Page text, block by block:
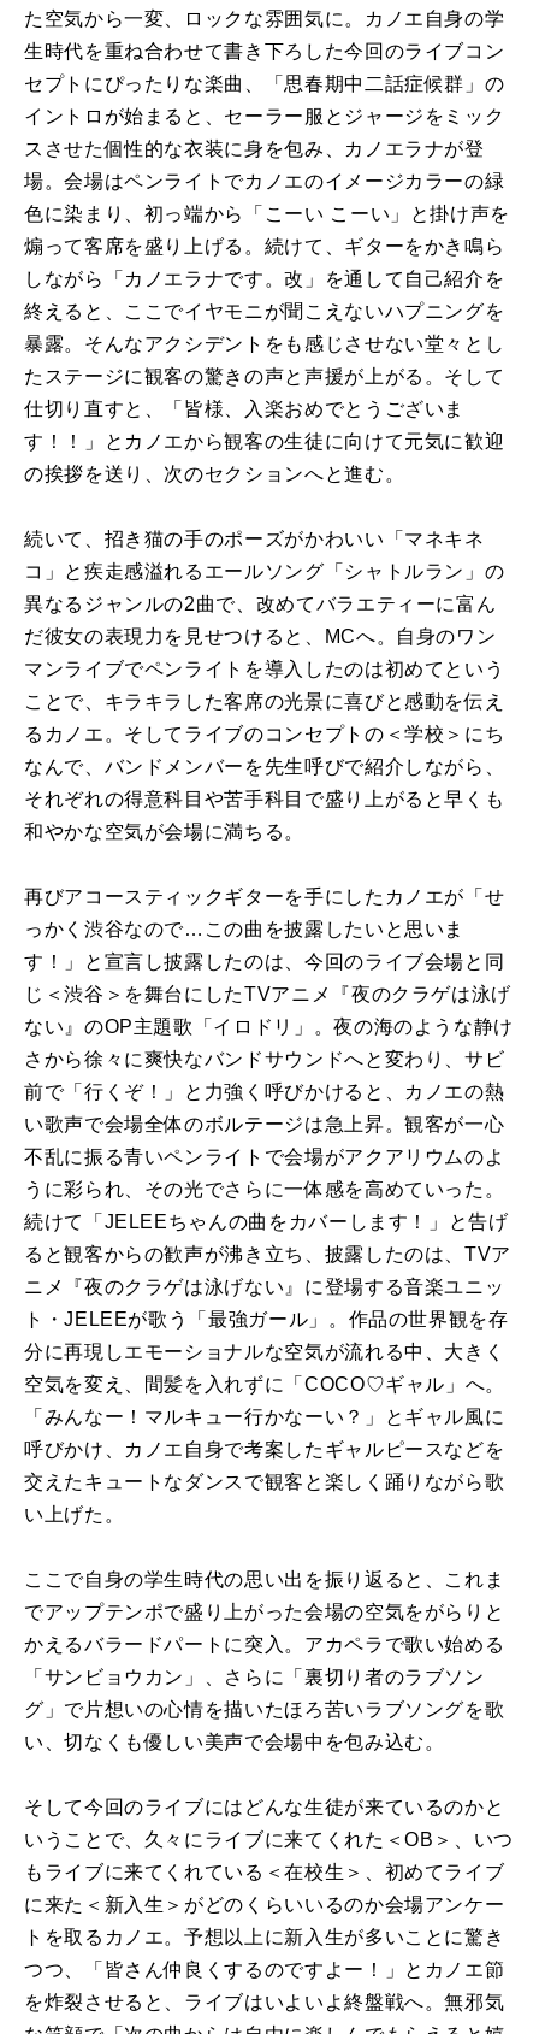
た空気から一変、ロックな雰囲気に。カノエ自身の学
生時代を重ね合わせて書き下ろした今回のライブコン
セプトにぴったりな楽曲、「思春期中二話症候群」の
イントロが始まると、セーラー服とジャージをミック
スさせた個性的な衣装に身を包み、カノエラナが登
場。会場はペンライトでカノエのイメージカラーの緑
色に染まり、初っ端から「こーい こーい」と掛け声を
煽って客席を盛り上げる。続けて、ギターをかき鳴ら
しながら「カノエラナです。改」を通して自己紹介を
終えると、ここでイヤモニが聞こえないハプニングを
暴露。そんなアクシデントをも感じさせない堂々とし
たステージに観客の驚きの声と声援が上がる。そして
仕切り直すと、「皆様、入楽おめでとうございま
す！！」とカノエから観客の生徒に向けて元気に歓迎
の挨拶を送り、次のセクションへと進む。
続いて、招き猫の手のポーズがかわいい「マネキネ
コ」と疾走感溢れるエールソング「シャトルラン」の
異なるジャンルの2曲で、改めてバラエティーに富ん
だ彼女の表現力を見せつけると、MCへ。自身のワン
マンライブでペンライトを導入したのは初めてという
ことで、キラキラした客席の光景に喜びと感動を伝え
るカノエ。そしてライブのコンセプトの＜学校＞にち
なんで、バンドメンバーを先生呼びで紹介しながら、
それぞれの得意科目や苦手科目で盛り上がると早くも
和やかな空気が会場に満ちる。
再びアコースティックギターを手にしたカノエが「せ
っかく渋谷なので…この曲を披露したいと思いま
す！」と宣言し披露したのは、今回のライブ会場と同
じ＜渋谷＞を舞台にしたTVアニメ『夜のクラゲは泳げ
ない』のOP主題歌「イロドリ」。夜の海のような静け
さから徐々に爽快なバンドサウンドへと変わり、サビ
前で「行くぞ！」と力強く呼びかけると、カノエの熱
い歌声で会場全体のボルテージは急上昇。観客が一心
不乱に振る青いペンライトで会場がアクアリウムのよ
うに彩られ、その光でさらに一体感を高めていった。
続けて「JELEEちゃんの曲をカバーします！」と告げ
ると観客からの歓声が沸き立ち、披露したのは、TVア
ニメ『夜のクラゲは泳げない』に登場する音楽ユニッ
ト・JELEEが歌う「最強ガール」。作品の世界観を存
分に再現しエモーショナルな空気が流れる中、大きく
空気を変え、間髪を入れずに「COCO♡ギャル」へ。
「みんなー！マルキュー行かなーい？」とギャル風に
呼びかけ、カノエ自身で考案したギャルピースなどを
交えたキュートなダンスで観客と楽しく踊りながら歌
い上げた。
ここで自身の学生時代の思い出を振り返ると、これま
でアップテンポで盛り上がった会場の空気をがらりと
かえるバラードパートに突入。アカペラで歌い始める
「サンビョウカン」、さらに「裏切り者のラブソン
グ」で片想いの心情を描いたほろ苦いラブソングを歌
い、切なくも優しい美声で会場中を包み込む。
そして今回のライブにはどんな生徒が来ているのかと
いうことで、久々にライブに来てくれた＜OB＞、いつ
もライブに来てくれている＜在校生＞、初めてライブ
に来た＜新入生＞がどのくらいいるのか会場アンケー
トを取るカノエ。予想以上に新入生が多いことに驚き
つつ、「皆さん仲良くするのですよー！」とカノエ節
を炸裂させると、ライブはいよいよ終盤戦へ。無邪気